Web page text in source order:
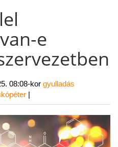
e
08:08-kor gyulladás
|